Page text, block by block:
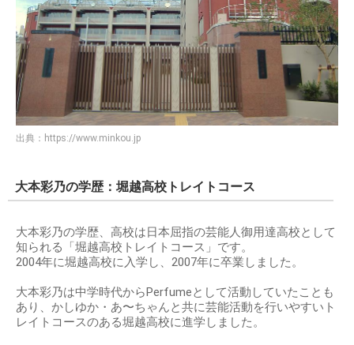
出典： https://www.minkou.jp
大本彩乃の学歴：堀越高校トレイトコース
大本彩乃の学歴、高校は日本屈指の芸能人御用達高校として
知られる「堀越高校トレイトコース」です。
2004年に堀越高校に入学し、2007年に卒業しました。
大本彩乃は中学時代からPerfumeとして活動していたことも
あり、かしゆか・あ〜ちゃんと共に芸能活動を行いやすいト
レイトコースのある堀越高校に進学しました。